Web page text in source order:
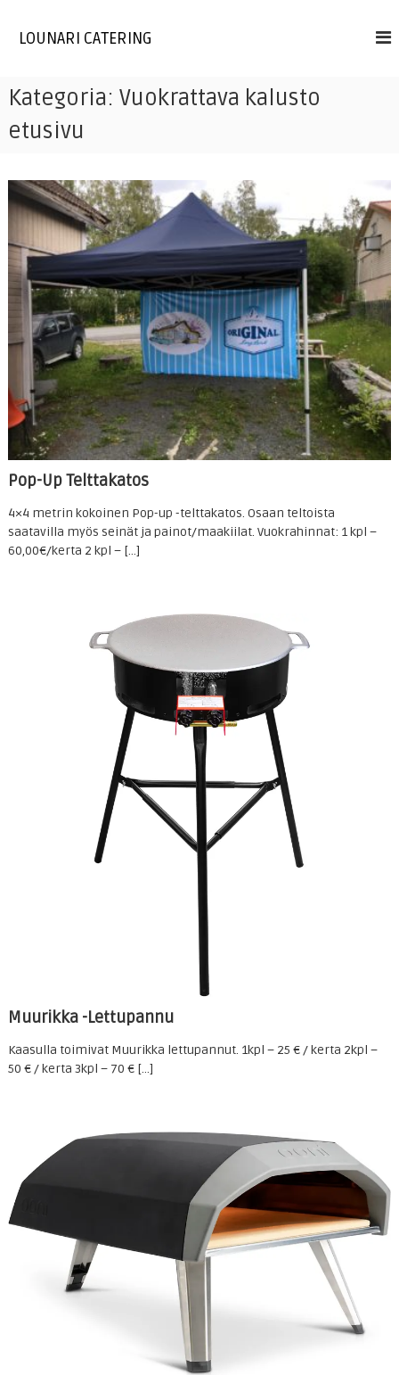
contentLOUNARI CATERING
Kategoria: Vuokrattava kalusto
etusivu
Pop-Up Telttakatos
4×4 metrin kokoinen Pop-up -telttakatos. Osaan teltoista
saatavilla myös seinät ja painot/maakiilat. Vuokrahinnat: 1 kpl –
60,00€/kerta 2 kpl – […]
Muurikka -Lettupannu
Kaasulla toimivat Muurikka lettupannut. 1kpl – 25 € / kerta 2kpl –
50 € / kerta 3kpl – 70 € […]